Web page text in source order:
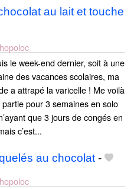
au lait et touche
le week-end dernier, soit à une
des vacances scolaires, ma
a attrapé la varicelle ! Me voilà
pour 3 semaines en solo
que 3 jours de congés en
c’est...
au chocolat -